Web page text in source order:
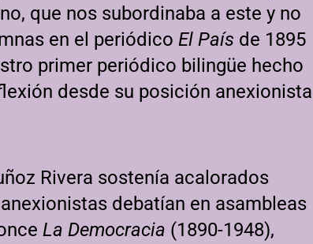
que nos subordinaba a este y no
en el periódico El País de 1895
primer periódico bilingüe hecho
desde su posición anexionista
Rivera sostenía acalorados
debatían en asambleas
La Democracia (1890-1948),